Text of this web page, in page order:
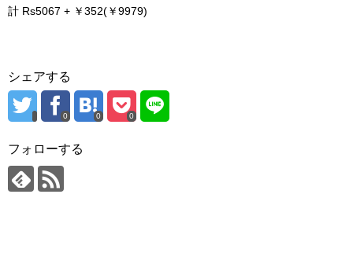
計 Rs5067 + ￥352(￥9979)
シェアする
0 0 0
フォローする